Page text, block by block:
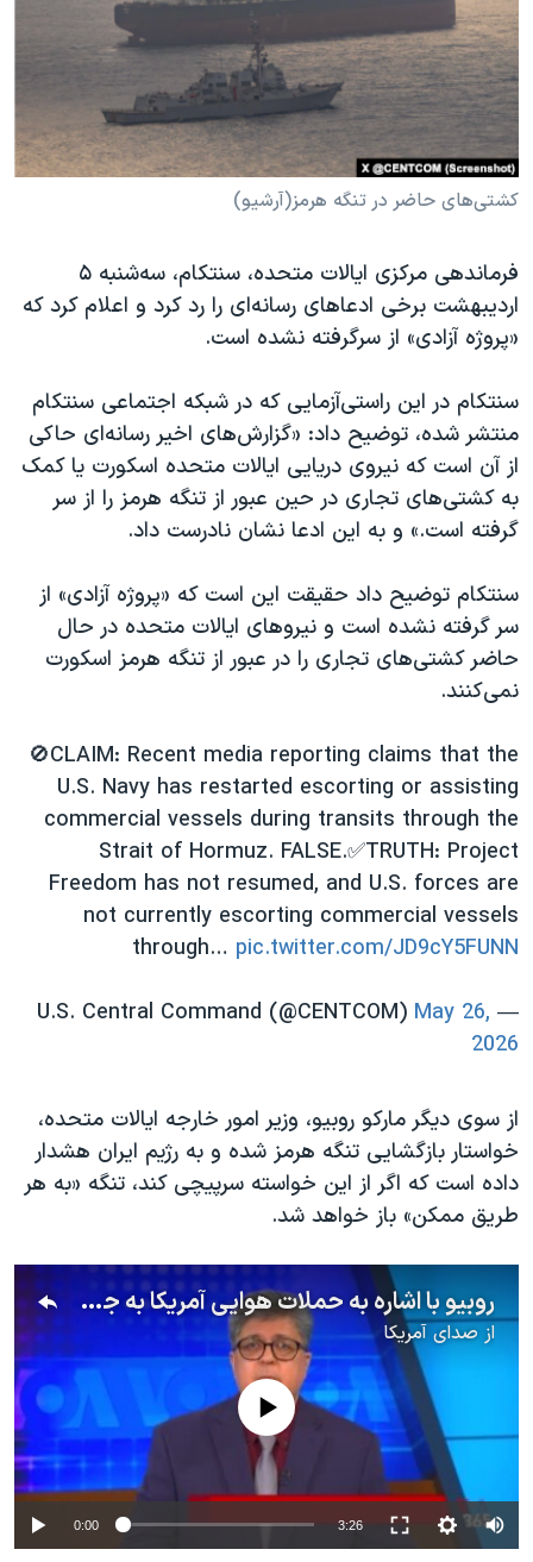
فرهنگ و زندگی
حقوق شهروندی
اقتصادی
علم و فناوری
اسرائیل در جنگ
آرشیو پخش زنده
مستندها
انتخابات ریاست جمهوری آمریکا ۲۰۲۴
حمله جمهوری اسلامی به اسرائیل
ورزش زنان در ایران
مجموعه مستندهای دادخواهی
تریبونال مردمی آبان ۹۸
چهل سال گروگان‌گیری
قانون شفافیت دارائی کادر رهبری ایران
اعتراضات مردمی آبان ۹۸
اسرائیل در جنگ
همایش محافظه‌کاران آمریکا «سی‌پک»
صفحه‌های ویژه
سفر پرزیدنت ترامپ به چین
دنبال کنید
زبانهای مختلف
کشتی‌های حاضر در تنگه هرمز(آرشیو)
فرماندهی مرکزی ایالات متحده، سنتکام، سه‌شنبه ۵
اردیبهشت برخی ادعاهای رسانه‌ای را رد کرد و اعلام کرد که
«پروژه آزادی» از سرگرفته نشده است.
سنتکام در این راستی‌آزمایی که در شبکه اجتماعی سنتکام
منتشر شده، توضیح داد: «گزارش‌های اخیر رسانه‌ای حاکی
از آن است که نیروی دریایی ایالات متحده اسکورت یا کمک
به کشتی‌های تجاری در حین عبور از تنگه هرمز را از سر
گرفته است.» و به این ادعا نشان نادرست داد.
سنتکام توضیح داد حقیقت این است که «پروژه آزادی» از
سر گرفته نشده است و نیروهای ایالات متحده در حال
حاضر کشتی‌های تجاری را در عبور از تنگه هرمز اسکورت
نمی‌کنند.
🚫CLAIM: Recent media reporting claims that the
U.S. Navy has restarted escorting or assisting
commercial vessels during transits through the
Strait of Hormuz. FALSE.✅TRUTH: Project
Freedom has not resumed, and U.S. forces are
not currently escorting commercial vessels
through… pic.twitter.com/JD9cY5FUNN
— U.S. Central Command (@CENTCOM)
May 26,
2026
از سوی دیگر مارکو روبیو، وزیر امور خارجه ایالات متحده،
خواستار بازگشایی تنگه هرمز شده و به رژیم ایران هشدار
داده است که اگر از این خواسته سرپیچی کند، تنگه «به هر
طریق ممکن» باز خواهد شد.
روبیو با اشاره به حملات هوایی آمریکا به جمهوری اسلامی ایران: تنگه هرمز به هر نحوی باید باز بماند
ازصدای آمریکا
No media source currently available
0:00 3:26